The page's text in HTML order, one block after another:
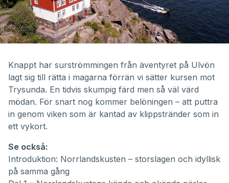
Knappt har surströmmingen från äventyret på Ulvön
lagt sig till rätta i magarna förrän vi sätter kursen mot
Trysunda. En tidvis skumpig färd men så väl värd
mödan. För snart nog kommer belöningen – att puttra
in genom viken som är kantad av klippstränder som in
ett vykort.
Se också:
Introduktion: Norrlandskusten – storslagen och idyllisk
på samma gång